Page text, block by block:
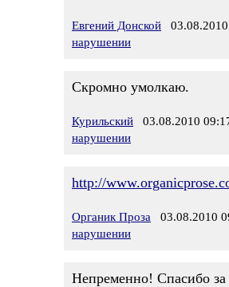
Евгений Донской
нарушении
Скромно умолкаю.
Курильский 03.08.2010
нарушении
http://
Органик Проза 03.08.2010
нарушении
Непременно! Спасибо